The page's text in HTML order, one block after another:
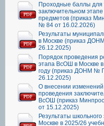
Проходные баллы для
заключительном
предметов (приказ
№ 84 от 16.02.2026)
Результаты
в Москве (приказ
26.12.2025)
Порядок проведения
этапа ВсОШ в Москве
году (приказ ДОНМ №
26.12.2025)
О внесении изменений
проведения
ВсОШ (приказ
от 15.12.2025)
Результаты
Москве в 2025/26